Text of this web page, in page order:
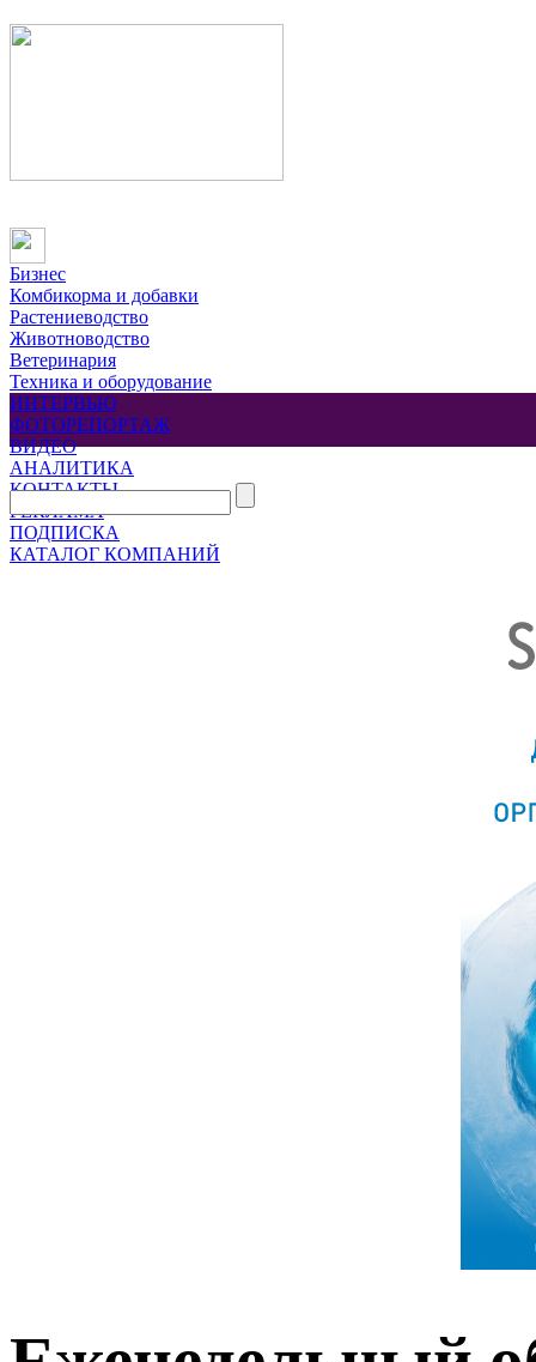
Бизнес
Комбикорма и добавки
Растениеводство
Животноводство
Ветеринария
Техника и оборудование
ИНТЕРВЬЮ
ФОТОРЕПОРТАЖ
ВИДЕО
АНАЛИТИКА
КОНТАКТЫ
РЕКЛАМА
ПОДПИСКА
КАТАЛОГ КОМПАНИЙ